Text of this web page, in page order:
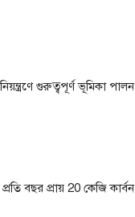
গুরুত্বপূর্ণ ভূমিকা পালন
বছর প্রায় 20 কেজি কার্বন